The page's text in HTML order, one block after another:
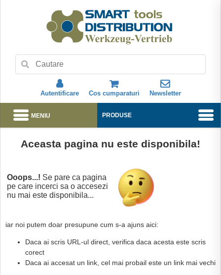
Autentificare Cos cumparaturi Newsletter
Abonare
PRODUSE
MENIU
Aceasta pagina nu este disponibila!
Ooops...! Se pare ca pagina
pe care incerci sa o accesezi
nu mai este disponibila...
iar noi putem doar presupune cum s-a ajuns aici:
Daca ai scris URL-ul direct, verifica daca acesta este scris
corect
Daca ai accesat un link, cel mai probail este un link mai vechi